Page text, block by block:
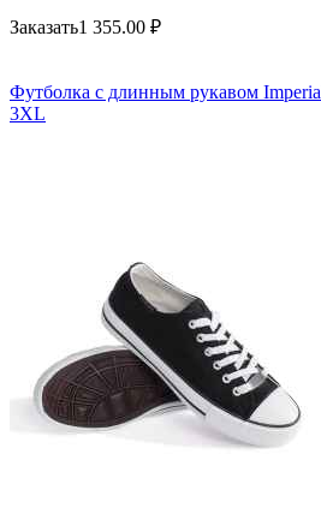
Заказать1 355.00 ₽
Футболка с длинным рукавом
3XL